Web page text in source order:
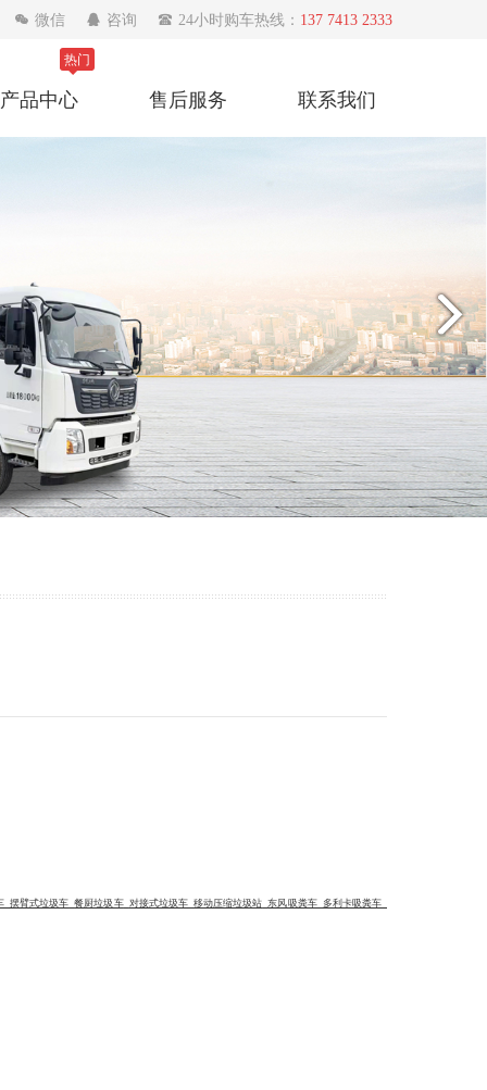
 微信  咨询  24小时购车热线： 137 7413 2333
热门
产品中心 售后服务 联系我们
摆臂式垃圾车 餐厨垃圾车 对接式垃圾车 移动压缩垃圾站 东风吸粪车 多利卡吸粪车